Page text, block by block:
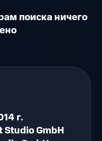
поиска ничего
г.
Studio GmbH